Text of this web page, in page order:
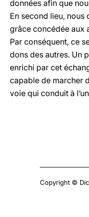
données afin que
En second lieu, nous
grâce concédée aux
Par conséquent, ce
dons des autres. Un
enrichi par cet
capable de marcher
voie qui conduit à
Copyright ©